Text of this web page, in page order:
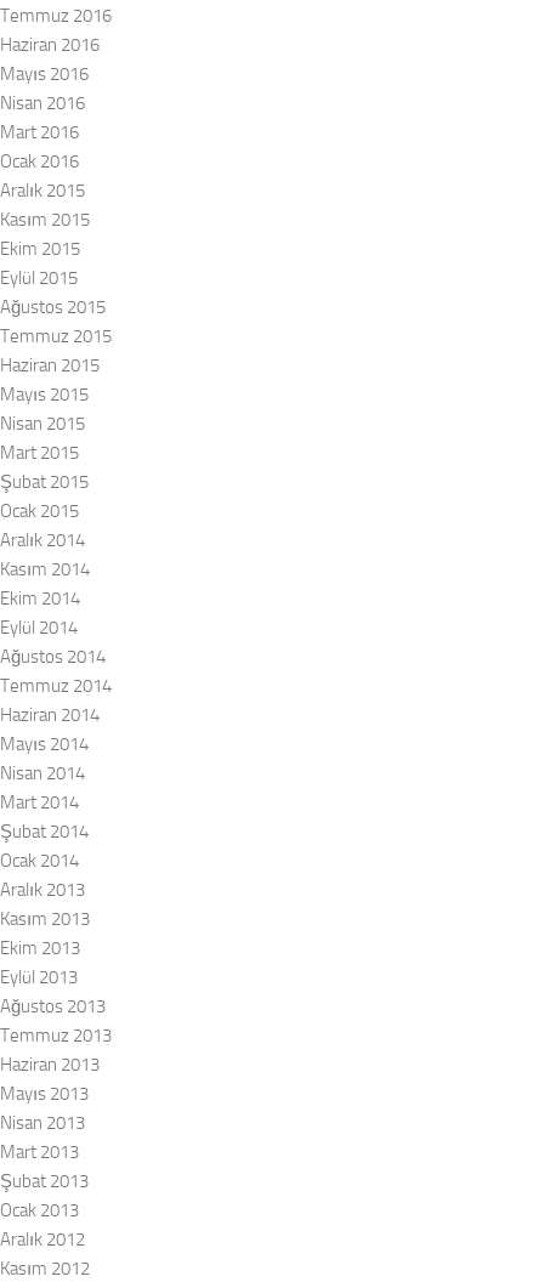
Temmuz 2016
Haziran 2016
Mayıs 2016
Nisan 2016
Mart 2016
Ocak 2016
Aralık 2015
Kasım 2015
Ekim 2015
Eylül 2015
Ağustos 2015
Temmuz 2015
Haziran 2015
Mayıs 2015
Nisan 2015
Mart 2015
Şubat 2015
Ocak 2015
Aralık 2014
Kasım 2014
Ekim 2014
Eylül 2014
Ağustos 2014
Temmuz 2014
Haziran 2014
Mayıs 2014
Nisan 2014
Mart 2014
Şubat 2014
Ocak 2014
Aralık 2013
Kasım 2013
Ekim 2013
Eylül 2013
Ağustos 2013
Temmuz 2013
Haziran 2013
Mayıs 2013
Nisan 2013
Mart 2013
Şubat 2013
Ocak 2013
Aralık 2012
Kasım 2012